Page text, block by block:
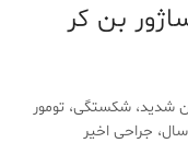
بن کر
شدید، شکستگی، تومور